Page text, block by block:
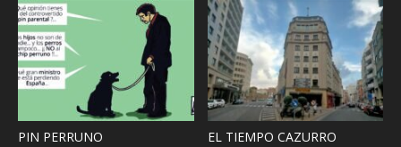
PIN PERRUNO EL TIEMPO CAZURRO